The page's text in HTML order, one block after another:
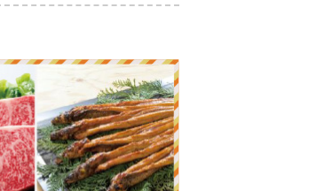
ール度数もやや高めでホップ
り濁り（ヘイジー）が最大の
BEER 086®
ーティーなスパークリングラガ